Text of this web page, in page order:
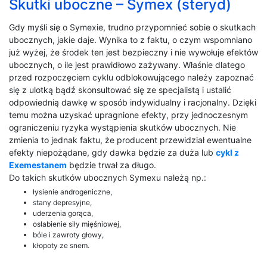
Skutki uboczne – Symex (steryd)
Gdy myśli się o Symexie, trudno przypomnieć sobie o skutkach
ubocznych, jakie daje. Wynika to z faktu, o czym wspomniano
już wyżej, że środek ten jest bezpieczny i nie wywołuje efektów
ubocznych, o ile jest prawidłowo zażywany. Właśnie dlatego
przed rozpoczęciem cyklu odblokowującego należy zapoznać
się z ulotką bądź skonsultować się ze specjalistą i ustalić
odpowiednią dawkę w sposób indywidualny i racjonalny. Dzięki
temu można uzyskać upragnione efekty, przy jednoczesnym
ograniczeniu ryzyka wystąpienia skutków ubocznych. Nie
zmienia to jednak faktu, że producent przewidział ewentualne
efekty niepożądane, gdy dawka będzie za duża lub cykl z
Exemestanem będzie trwał za długo.
Do takich skutków ubocznych Symexu należą np.:
łysienie androgeniczne,
stany depresyjne,
uderzenia gorąca,
osłabienie siły mięśniowej,
bóle i zawroty głowy,
kłopoty ze snem.